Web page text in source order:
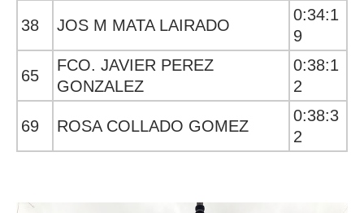
38 JOS M MATA LAIRADO
0:34:1
9
65
FCO. JAVIER PEREZ
GONZALEZ
0:38:1
2
69 ROSA COLLADO GOMEZ
0:38:3
2